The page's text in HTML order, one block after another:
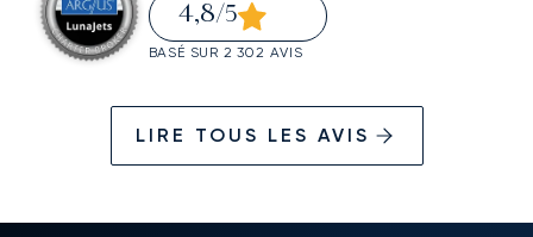
4,8/5
BASÉ SUR 2 302 AVIS
LIRE TOUS LES AVIS